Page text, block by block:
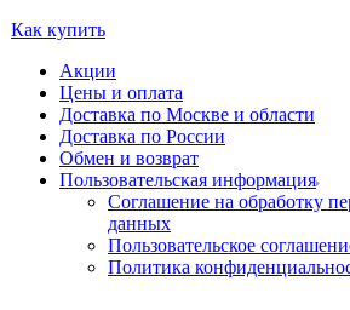
Как купить
Акции
Цены и оплата
Доставка по Москве и области
Доставка по России
Обмен и возврат
Пользовательская информация
Соглашение на обработку
данных
Пользовательское
Политика